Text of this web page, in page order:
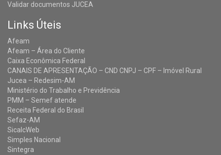
Validar documentos JUCEA
Links Úteis
Afeam
Afeam – Área do Cliente
Caixa Econômica Federal
CANAIS DE APRESENTAÇÃO – CND CNPJ – CPF – Imóvel Rural
Jucea – Redesim-AM
Ministério do Trabalho e Previdência
PMM – Semef atende
Receita Federal do Brasil
Sefaz-AM
SicalcWeb
Simples Nacional
Sintegra